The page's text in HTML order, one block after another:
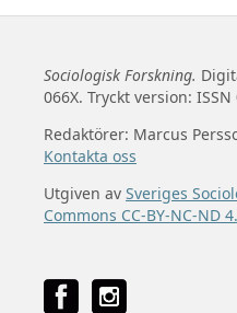
Sociologisk Forskning.
066X. Tryckt version: ISSN
Redaktörer: Marcus
Kontakta oss
Utgiven av Sveriges
Commons CC-BY-NC-ND